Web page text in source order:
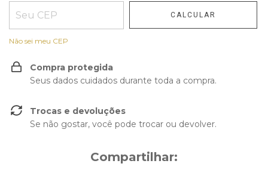
CALCULAR
Não sei meu CEP
Compra protegida
Seus dados cuidados durante toda a compra.
Trocas e devoluções
Se não gostar, você pode trocar ou devolver.
Compartilhar: